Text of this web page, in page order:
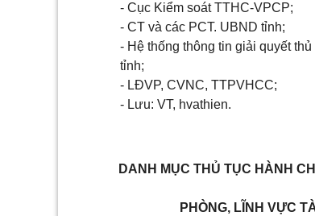
- Cục Kiểm soát TTHC-VPCP;
- CT và các PCT. UBND tỉnh;
- Hệ thống thông tin giải quyết
tỉnh;
- LĐVP, CVNC, TTPVHCC;
- Lưu: VT, hvathien.
DANH MỤC THỦ TỤC HÀNH
PHÒNG, LĨNH VỰC